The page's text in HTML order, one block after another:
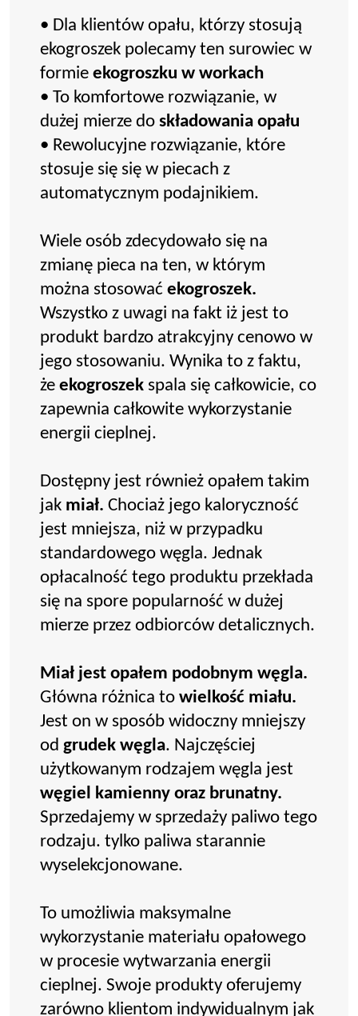
• Dla klientów opału, którzy stosują
ekogroszek polecamy ten surowiec w
formie ekogroszku w workach
• To komfortowe rozwiązanie, w
dużej mierze do składowania opału
• Rewolucyjne rozwiązanie, które
stosuje się się w piecach z
automatycznym podajnikiem.
Wiele osób zdecydowało się na
zmianę pieca na ten, w którym
można stosować ekogroszek.
Wszystko z uwagi na fakt iż jest to
produkt bardzo atrakcyjny cenowo w
jego stosowaniu. Wynika to z faktu,
że ekogroszek spala się całkowicie, co
zapewnia całkowite wykorzystanie
energii cieplnej.
Dostępny jest również opałem takim
jak miał. Chociaż jego kaloryczność
jest mniejsza, niż w przypadku
standardowego węgla. Jednak
opłacalność tego produktu przekłada
się na spore popularność w dużej
mierze przez odbiorców detalicznych.
Miał jest opałem podobnym węgla.
Główna różnica to wielkość miału.
Jest on w sposób widoczny mniejszy
od grudek węgla. Najczęściej
użytkowanym rodzajem węgla jest
węgiel kamienny oraz brunatny.
Sprzedajemy w sprzedaży paliwo tego
rodzaju. tylko paliwa starannie
wyselekcjonowane.
To umożliwia maksymalne
wykorzystanie materiału opałowego
w procesie wytwarzania energii
cieplnej. Swoje produkty oferujemy
zarówno klientom indywidualnym jak